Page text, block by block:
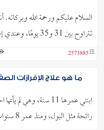
السلام عليكم ورحمة الله
تتراوح بين 31 و35 يومًا، وعندي إفرازات بنية في..
2573885
ما هو علاج الإفرازات
ابنتي عمرها 11 سنة،
رائحة مثل البول، ومنذ عمر 8 سنوات تقريبًا..